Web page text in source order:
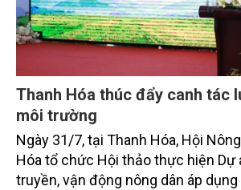
Thanh Hóa thúc đẩy canh tác
môi trường
Ngày 31/7, tại Thanh Hóa, Hội
Hóa tổ chức Hội thảo thực hiện Dự
truyền, vận động nông dân áp